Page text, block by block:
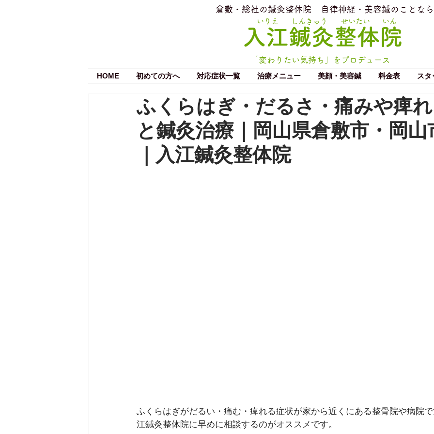
いりえ
​倉敷・総社の鍼灸整体院 ​自律神経・美容鍼のことなら
​入江鍼灸整体院
せいたい
しんきゅう いん
「変わりたい気持ち」をプロデュース
HOME
初めての方へ 対応症状一覧 治療メニュー 美顔・美容鍼 料金表 スタ
ふくらはぎ・だるさ・痛みや痺
と鍼灸治療｜岡山県倉敷市・岡山
｜入江鍼灸整体院
ふくらはぎがだるい・痛む・痺れる症状が家から近くにある整骨院や病院
江鍼灸整体院に早めに相談するのがオススメです。